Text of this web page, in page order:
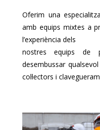
Oferim una
amb equips mixtes a
l’experiència dels
nostres equips de
desembussar
col·lectors i